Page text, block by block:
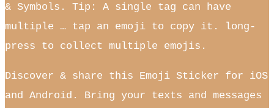
& Symbols. Tip: A single tag can have
multiple … tap an emoji to copy it. long-
press to collect multiple emojis.
Discover & share this Emoji Sticker for iOS
and Android. Bring your texts and messages